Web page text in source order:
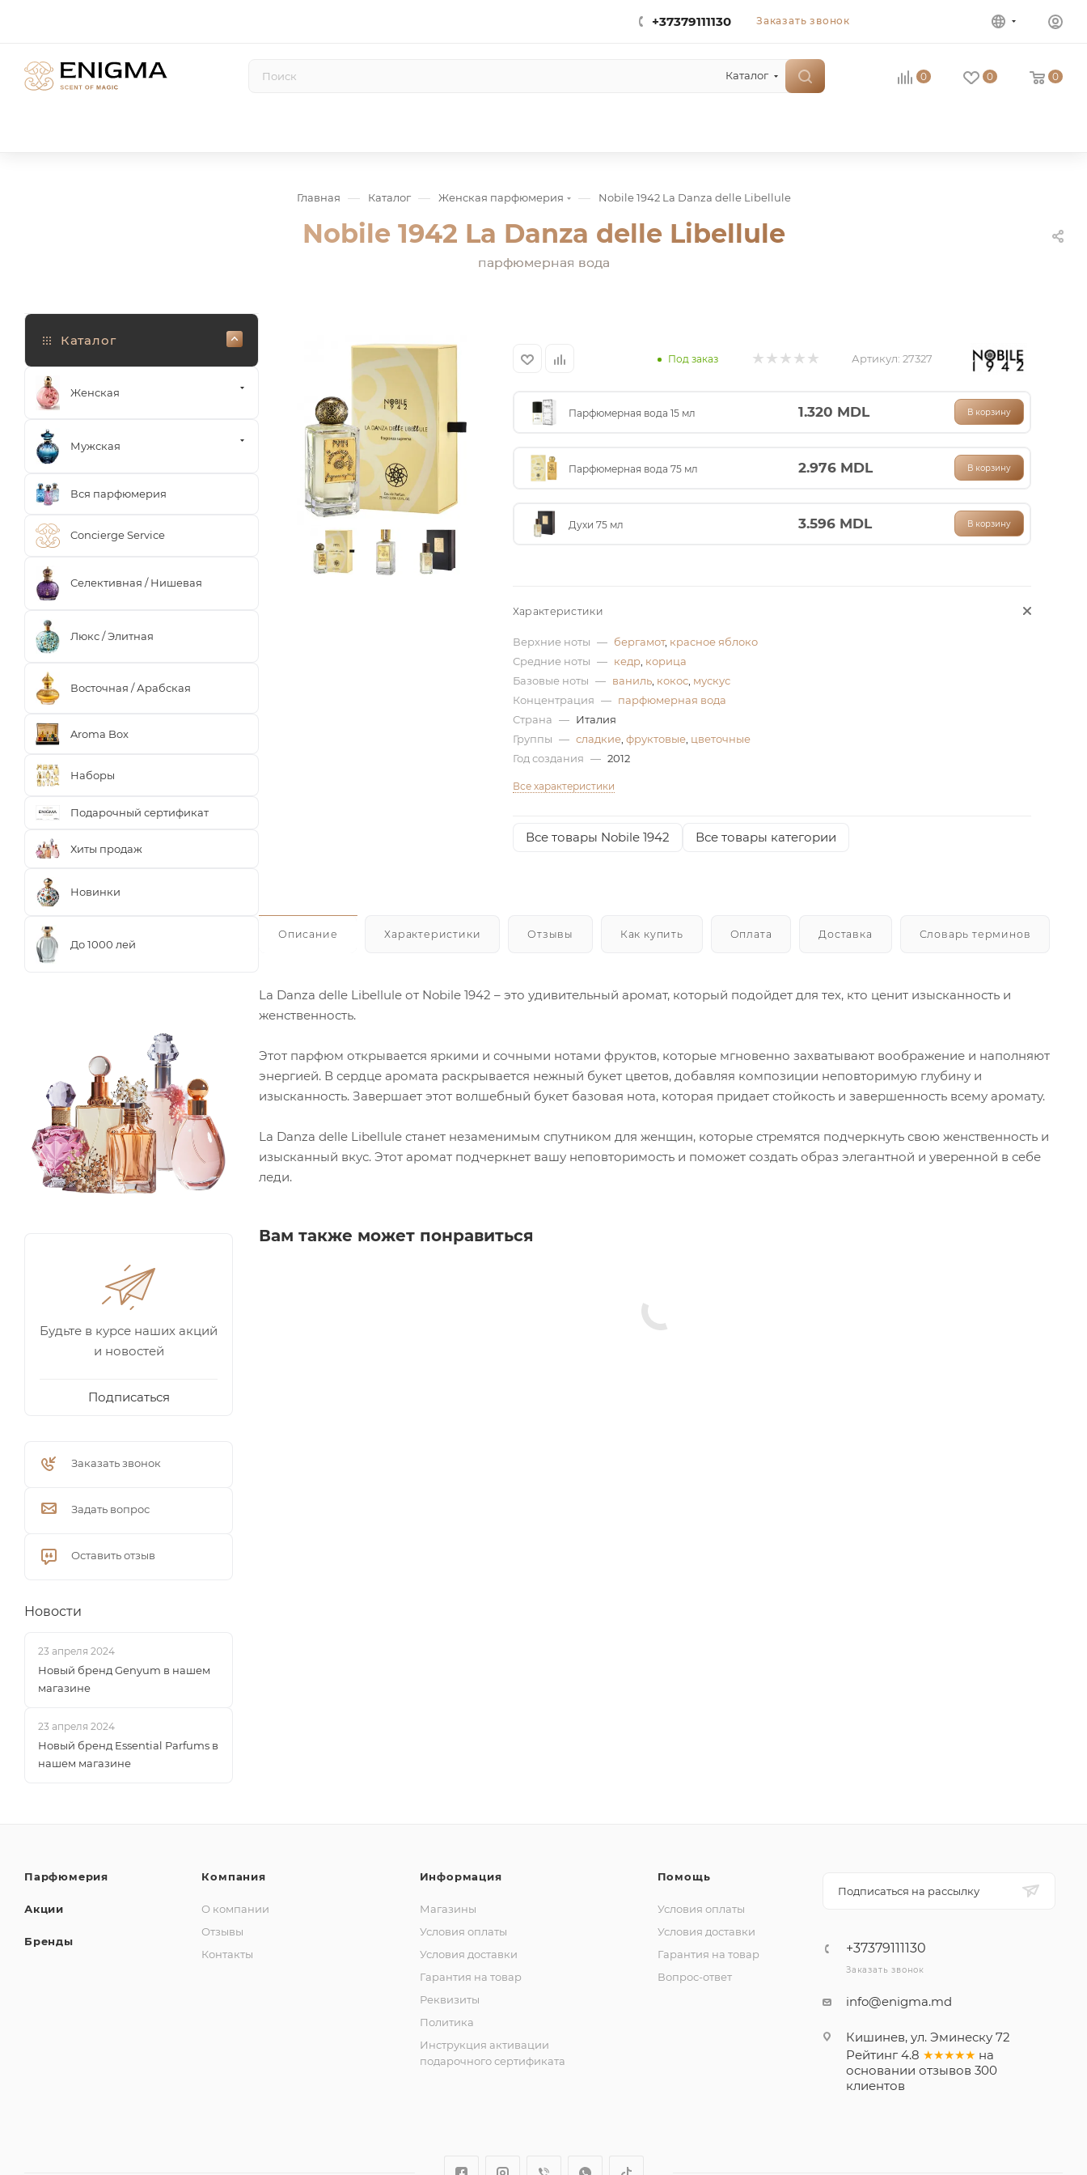
+37379111130 Заказать звонок
Каталог 0 0 0
Главная — Каталог — Женская парфюмерия — Nobile 1942 La Danza delle Libellule
Nobile 1942 La Danza delle Libellule
парфюмерная вода
Под заказ Артикул: 27327
Парфюмерная вода 15 мл 1.320 MDL В корзину
Парфюмерная вода 75 мл 2.976 MDL В корзину
Духи 75 мл 3.596 MDL В корзину
Характеристики
Верхние ноты — бергамот, красное яблоко
Средние ноты — кедр, корица
Базовые ноты — ваниль, кокос, мускус
Концентрация — парфюмерная вода
Страна — Италия
Группы — сладкие, фруктовые, цветочные
Год создания — 2012
Все характеристики
Все товары Nobile 1942 Все товары категории
Описание Характеристики Отзывы Как купить Оплата Доставка Словарь терминов
La Danza delle Libellule от Nobile 1942 – это удивительный аромат, который подойдет для тех, кто ценит изысканность и
женственность.
Этот парфюм открывается яркими и сочными нотами фруктов, которые мгновенно захватывают воображение и наполняют
энергией. В сердце аромата раскрывается нежный букет цветов, добавляя композиции неповторимую глубину и
изысканность. Завершает этот волшебный букет базовая нота, которая придает стойкость и завершенность всему аромату.
La Danza delle Libellule станет незаменимым спутником для женщин, которые стремятся подчеркнуть свою женственность и
изысканный вкус. Этот аромат подчеркнет вашу неповторимость и поможет создать образ элегантной и уверенной в себе
леди.
Вам также может понравиться
Каталог
Женская
Мужская
Вся парфюмерия
Concierge Service
Селективная / Нишевая
Люкс / Элитная
Восточная / Арабская
Aroma Box
Наборы
Подарочный сертификат
Хиты продаж
Новинки
До 1000 лей
Будьте в курсе наших акций
и новостей
Подписаться
Заказать звонок
Задать вопрос
Оставить отзыв
Новости
23 апреля 2024
Новый бренд Genyum в нашем
магазине
23 апреля 2024
Новый бренд Essential Parfums в
нашем магазине
Парфюмерия
Акции
Бренды
Компания
О компании
Отзывы
Контакты
Информация
Магазины
Условия оплаты
Условия доставки
Гарантия на товар
Реквизиты
Политика
Инструкция активации
подарочного сертификата
Помощь
Условия оплаты
Условия доставки
Гарантия на товар
Вопрос-ответ
Подписаться на рассылку
+37379111130
Заказать звонок
info@enigma.md
Кишинев, ул. Эминеску 72
Рейтинг 4.8 ★★★★★ на
основании отзывов 300
клиентов